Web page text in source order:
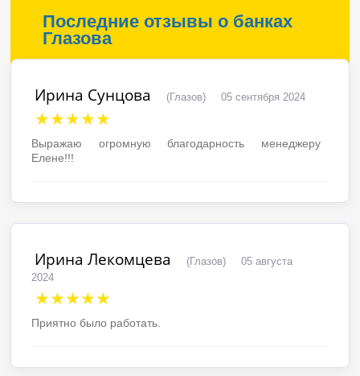
Последние отзывы о банках
Глазова
Ирина Сунцова (Глазов) 05 сентября 2024
★★★★★
Выражаю огромную благодарность менеджеру
Елене!!!
Ирина Лекомцева (Глазов)
05 августа
2024
★★★★★
Приятно было работать.